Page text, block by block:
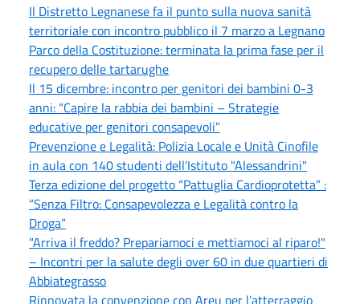
Il Distretto Legnanese fa il punto sulla nuova sanità
territoriale con incontro pubblico il 7 marzo a Legnano
Parco della Costituzione: terminata la prima fase per il
recupero delle tartarughe
Il 15 dicembre: incontro per genitori dei bambini 0-3
anni: “Capire la rabbia dei bambini – Strategie
educative per genitori consapevoli”
Prevenzione e Legalità: Polizia Locale e Unità Cinofile
in aula con 140 studenti dell’Istituto "Alessandrini"
Terza edizione del progetto “Pattuglia Cardioprotetta” :
“Senza Filtro: Consapevolezza e Legalità contro la
Droga”
"Arriva il freddo? Prepariamoci e mettiamoci al riparo!"
– Incontri per la salute degli over 60 in due quartieri di
Abbiategrasso
Rinnovata la convenzione con Areu per l’atterraggio